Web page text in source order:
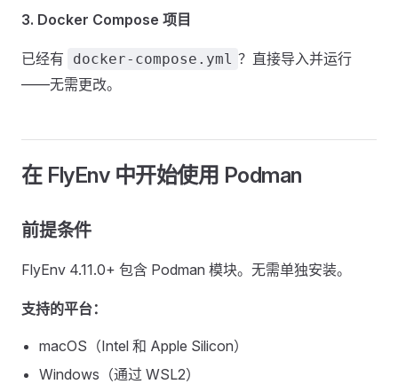
3. Docker Compose 项目
已经有 docker-compose.yml ？直接导入并运行
——无需更改。
在 FlyEnv 中开始使用 Podman
前提条件
FlyEnv 4.11.0+ 包含 Podman 模块。无需单独安装。
支持的平台：
macOS（Intel 和 Apple Silicon）
Windows（通过 WSL2）